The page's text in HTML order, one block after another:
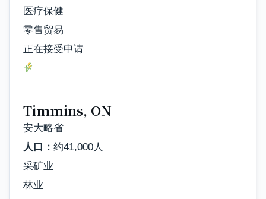
医疗保健
零售贸易
正在接受申请
Timmins, ON
安大略省
人口： 约41,000人
采矿业
林业